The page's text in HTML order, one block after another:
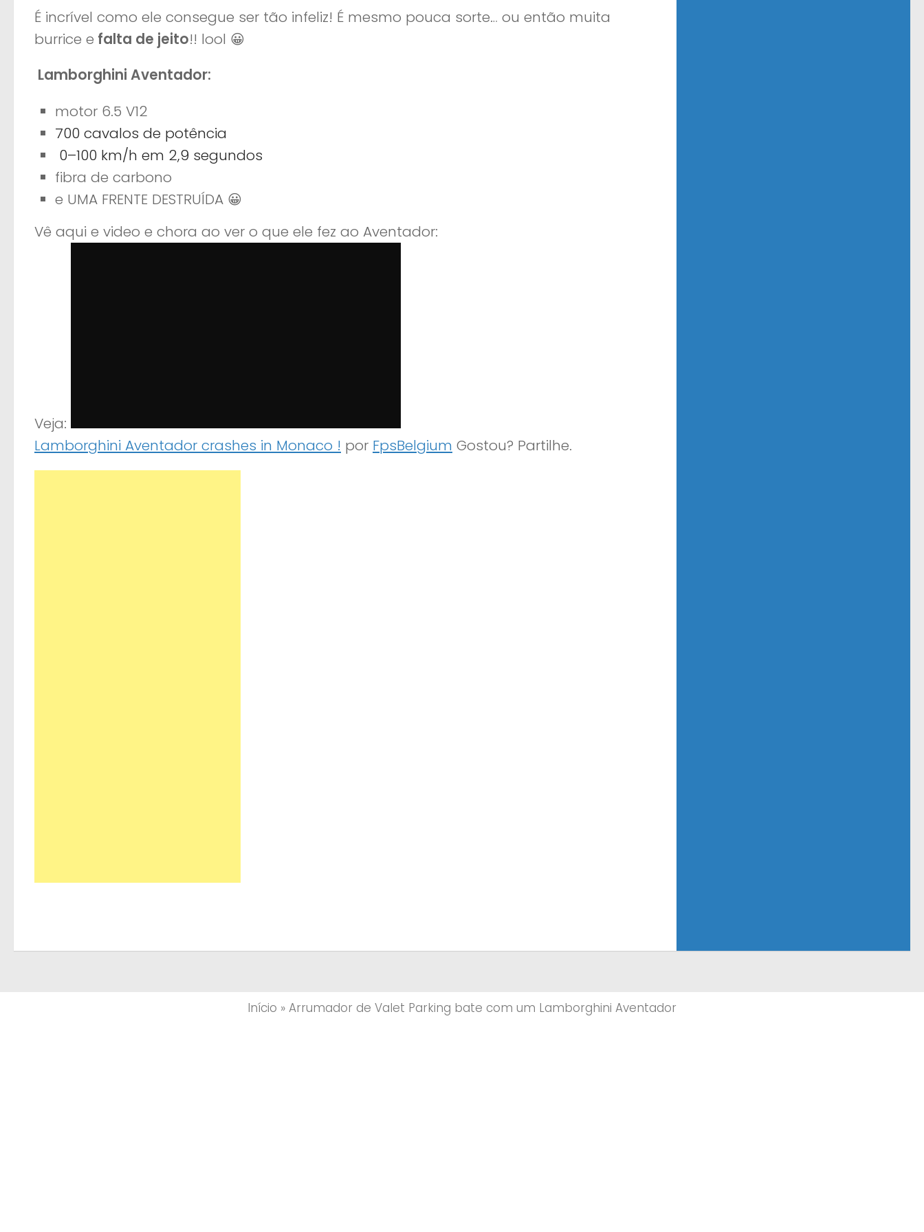
É incrível como ele consegue ser tão infeliz! É mesmo pouca sorte… ou então muita
burrice e falta de jeito!! lool 😀
Lamborghini Aventador:
motor 6.5 V12
700 cavalos de potência
0–100 km/h em 2,9 segundos
fibra de carbono
e UMA FRENTE DESTRUÍDA 😀
Vê aqui e video e chora ao ver o que ele fez ao Aventador:
Veja:
Lamborghini Aventador crashes in Monaco ! por FpsBelgium Gostou? Partilhe.
Início » Arrumador de Valet Parking bate com um Lamborghini Aventador